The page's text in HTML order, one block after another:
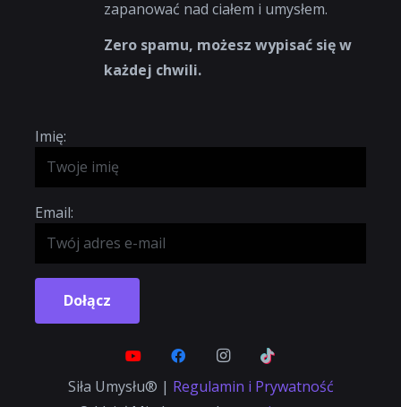
zapanować nad ciałem i umysłem.
Zero spamu, możesz wypisać się w
każdej chwili.
Imię:
Email:
Dołącz
Siła Umysłu® | Regulamin i Prywatność